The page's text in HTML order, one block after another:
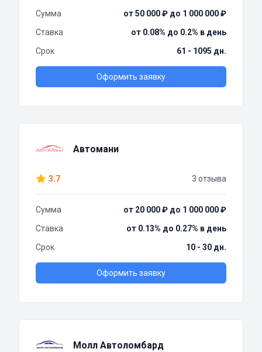
Сумма
от 50 000 ₽ до 1 000 000 ₽
Ставка
от 0.08% до 0.2% в день
Срок
61 - 1095 дн.
Оформить заявку
Автомани
3.7 3 отзыва
Сумма
от 20 000 ₽ до 1 000 000 ₽
Ставка
от 0.13% до 0.27% в день
Срок
10 - 30 дн.
Оформить заявку
Молл Автоломбард